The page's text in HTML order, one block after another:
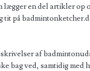
en del artikler op
på
af
bag ved, samtidig med